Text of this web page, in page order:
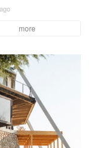
more